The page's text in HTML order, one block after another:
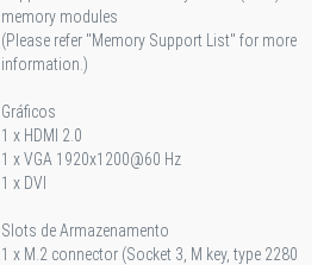
memory modules
(Please refer "Memory Support List" for more
information.)
Gráficos
1 x HDMI 2.0
1 x VGA 1920x1200@60 Hz
1 x DVI
Slots de Armazenamento
1 x M.2 connector (Socket 3, M key, type 2280